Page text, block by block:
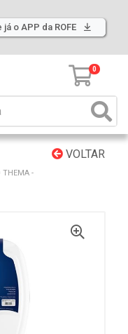
já o APP da ROFE
0
VOLTAR
THEMA -